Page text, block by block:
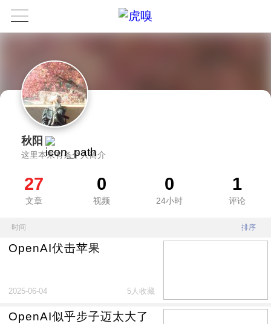
秋阳
这里本来有条个人简介
27
文章
0
视频
0
24小时
1
评论
时间 排序
OpenAI伏击苹果
2025-06-04 5人收藏
OpenAI似乎步子迈太大了